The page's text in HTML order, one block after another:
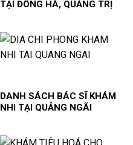
TẠI ĐÔNG HÀ, QUẢNG TRỊ
DANH SÁCH BÁC SĨ KHÁM
NHI TẠI QUẢNG NGÃI